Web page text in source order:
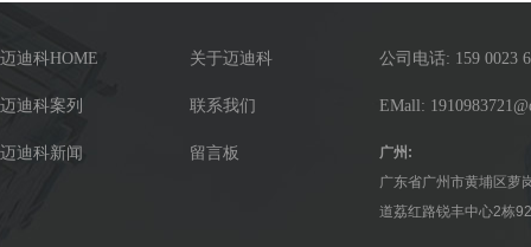
迈迪科HOME
迈迪科案列
迈迪科新闻
关于迈迪科
联系我们
留言板
公司电话: 159 0023
EMall:
广州:
广东省广州市黄埔区萝
道荔红路锐丰中心2栋